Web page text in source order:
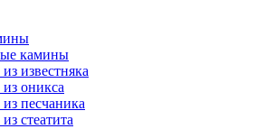
камины
известняка
оникса
песчаника
стеатита